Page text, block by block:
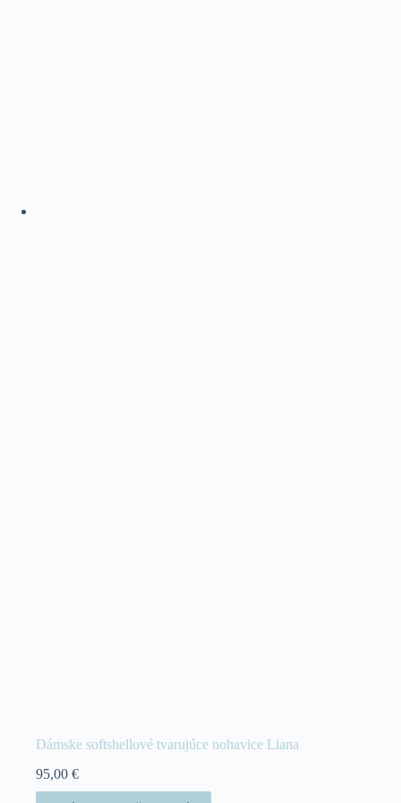
Dámske softshellové tvarujúce nohavice Liana
95,00 €
Tento